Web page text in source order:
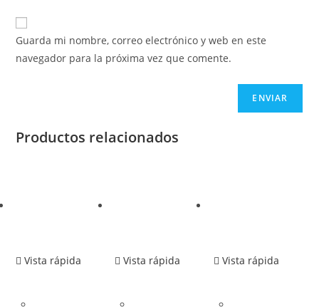
Guarda mi nombre, correo electrónico y web en este
navegador para la próxima vez que comente.
Productos relacionados
Vista rápida Vista rápida Vista rápida